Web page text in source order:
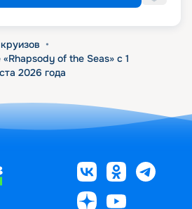
•
of the Seas» с 1
2026 года